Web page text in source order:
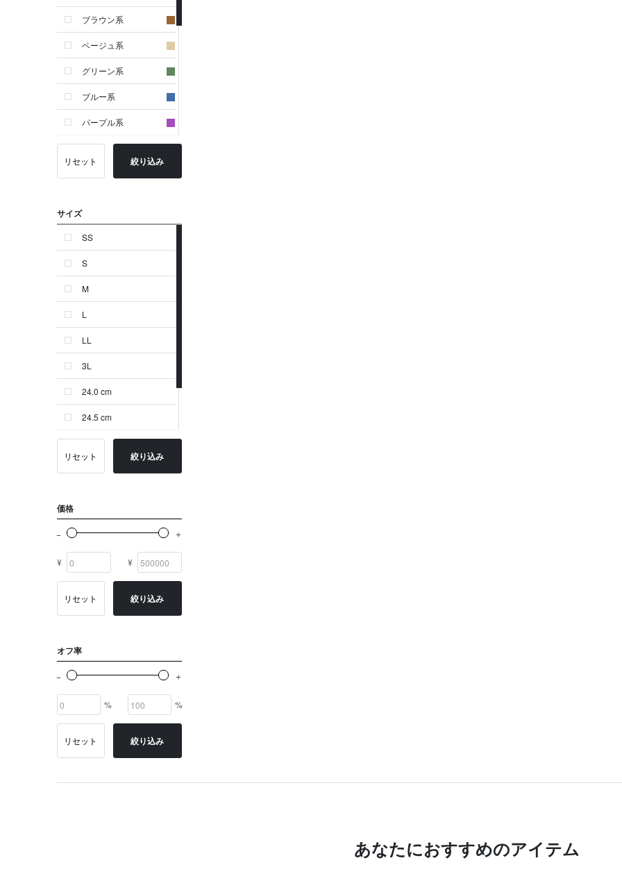
ブラウン系
ベージュ系
グリーン系
ブルー系
パープル系
イエロー系
オレンジ系
シルバー系
ゴールド系
その他
イニシャル
OTHERS
リセット 絞り込み
サイズ
SS
S
M
L
LL
3L
24.0 cm
24.5 cm
25.0 cm
リセット 絞り込み
価格
¥ ¥
リセット 絞り込み
オフ率
% %
リセット 絞り込み
あなたにおすすめのアイテム